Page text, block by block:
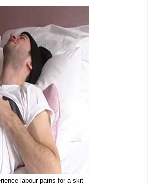
labour pains for a skit